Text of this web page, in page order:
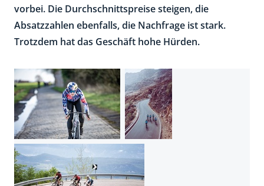
vorbei. Die Durchschnittspreise steigen, die
Absatzzahlen ebenfalls, die Nachfrage ist stark.
Trotzdem hat das Geschäft hohe Hürden.